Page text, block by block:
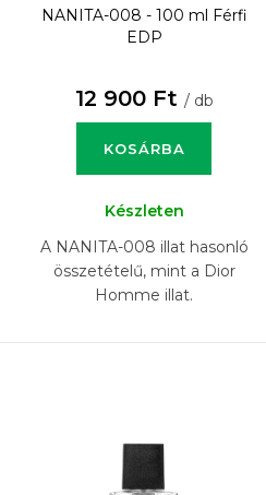
NANITA-008 - 100 ml
Férfi
EDP
12 900 Ft / db
KOSÁRBA
Készleten
A NANITA-008 illat hasonló
összetételű, mint a Dior
Homme illat.